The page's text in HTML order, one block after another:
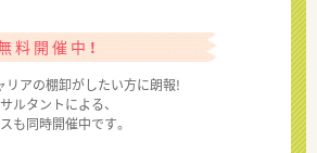
料開催中！
リアの棚卸がしたい方に朗報!
ルタントによる、
も同時開催中です。